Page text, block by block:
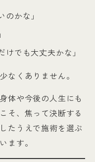
のかな」
けでも大丈夫かな」
なくありません。
体や今後の人生にも
そ、焦って決断する
たうえで施術を選ぶ
ます。